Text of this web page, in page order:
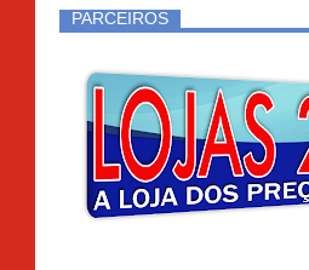
PARCEIROS